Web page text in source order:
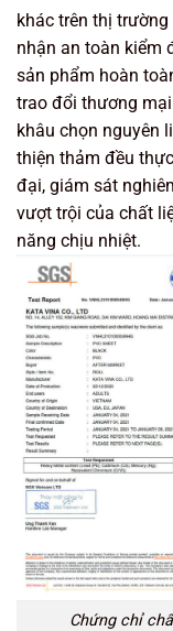
khác trên thị
nhận an toàn kiểm
sản phẩm hoàn
trao đổi thương
khâu chọn nguyên
thiện thảm đều
đại, giám sát
vượt trội của chất
năng chịu nhiệt.
Chứng chỉ